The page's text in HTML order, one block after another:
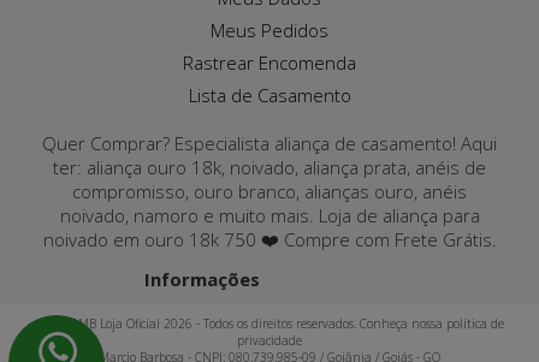
Meus Pedidos
Rastrear Encomenda
Lista de Casamento
Quer Comprar? Especialista aliança de casamento! Aqui
ter: aliança ouro 18k, noivado, aliança prata, anéis de
compromisso, ouro branco, alianças ouro, anéis
noivado, namoro e muito mais. Loja de aliança para
noivado em ouro 18k 750 ❤️ Compre com Frete Grátis.
Informações
Joias MB Loja Oficial 2026 - Todos os direitos reservados. Conheça nossa política de
privacidade
Marcio Barbosa - CNPJ: 080.739.985-09 / Goiânia / Goiás - GO